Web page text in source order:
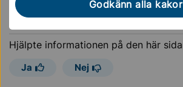
Godkänn alla kakor
Sidan uppdaterades18 november
Hjälpte informationen på den här
Ja Nej